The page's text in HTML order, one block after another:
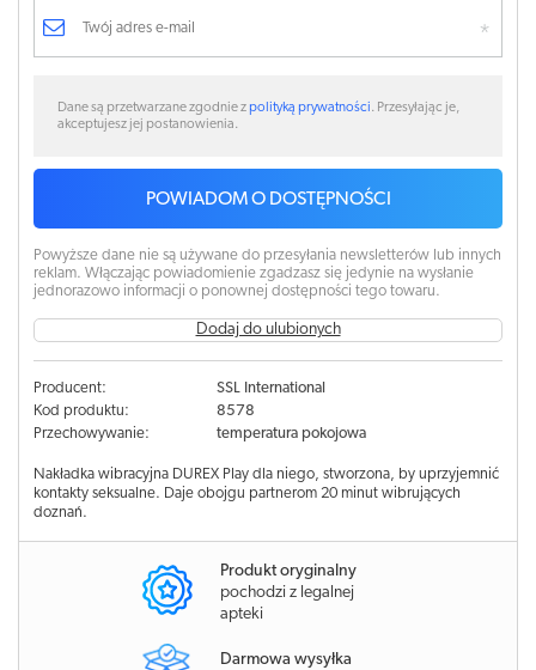
Dane są przetwarzane zgodnie zpolityką prywatności. Przesyłając je,
akceptujesz jej postanowienia.
POWIADOM O DOSTĘPNOŚCI
Powyższe dane nie są używane do przesyłania newsletterów lub innych
reklam. Włączając powiadomienie zgadzasz się jedynie na wysłanie
jednorazowo informacji o ponownej dostępności tego towaru.
Dodaj do ulubionych
Producent:
SSL International
Kod produktu:
8578
Przechowywanie:
temperatura pokojowa
Nakładka wibracyjna DUREX Play dla niego, stworzona, by uprzyjemnić
kontakty seksualne. Daje obojgu partnerom 20 minut wibrujących
doznań.
Produkt oryginalny
pochodzi z legalnej
apteki
Darmowa wysyłka